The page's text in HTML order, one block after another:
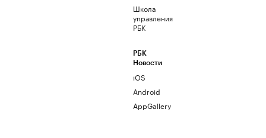
Школа
управления
РБК
РБК
Новости
iOS
Android
AppGallery